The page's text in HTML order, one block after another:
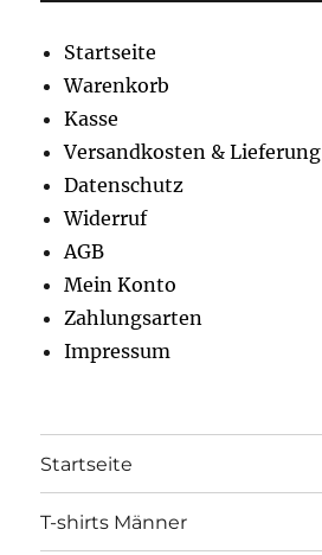
Startseite
Warenkorb
Kasse
Versandkosten & Lieferung
Datenschutz
Widerruf
AGB
Mein Konto
Zahlungsarten
Impressum
Startseite
T-shirts Männer